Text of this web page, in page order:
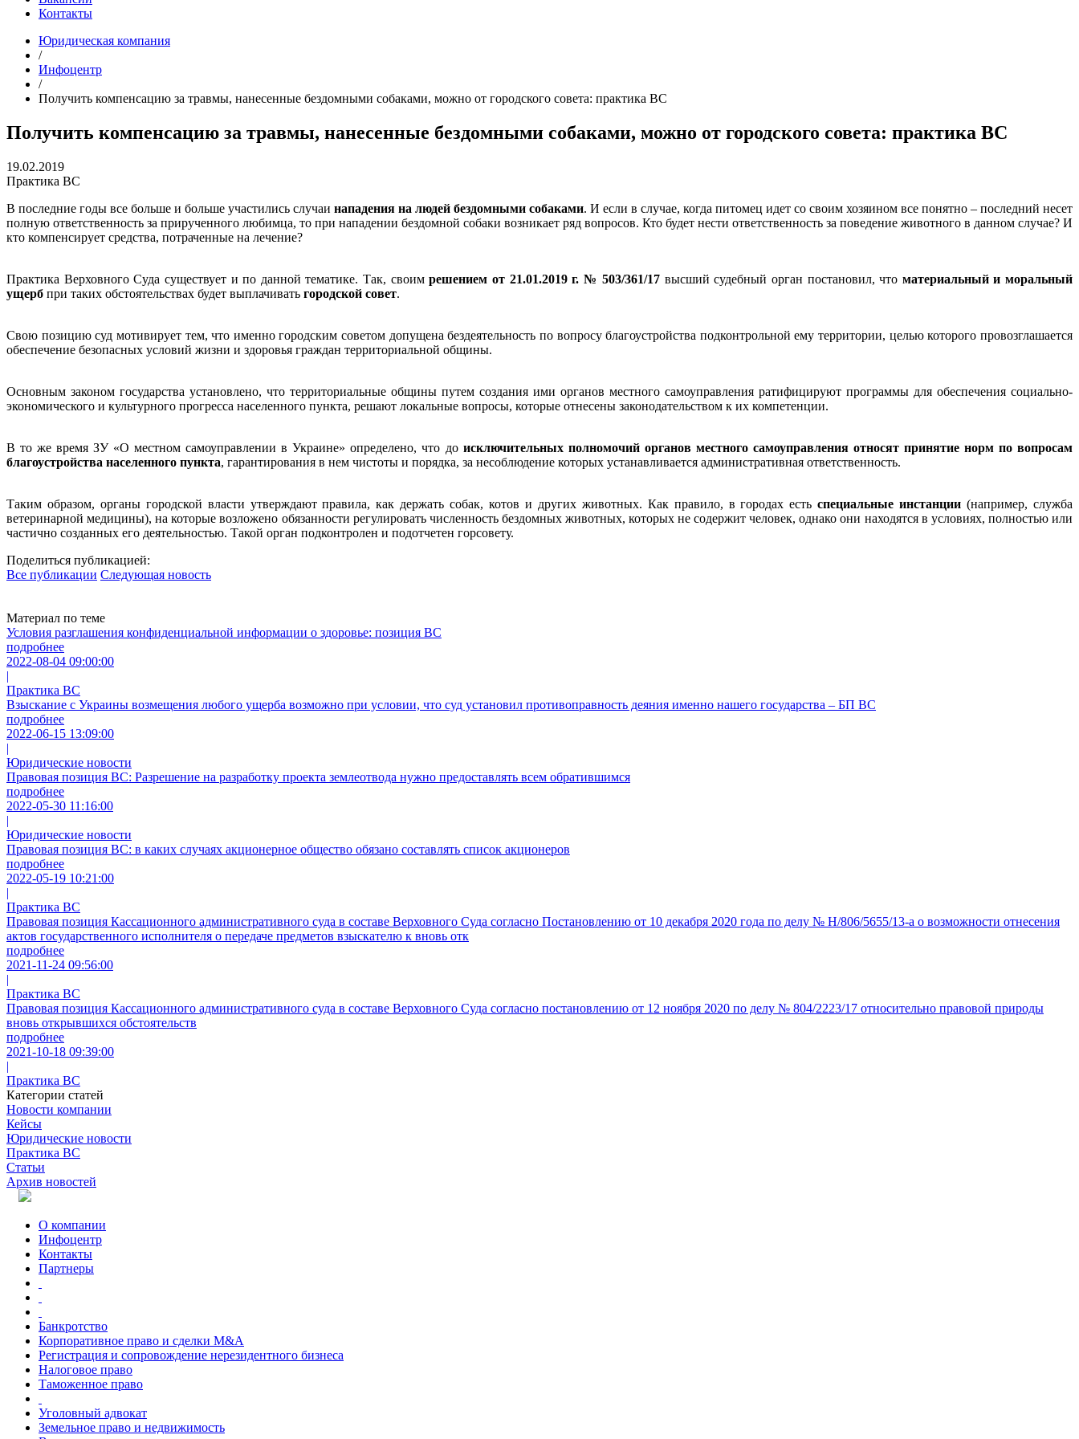
Контакты
Юридическая компания
/
Инфоцентр
/
Получить компенсацию за травмы, нанесенные бездомными собаками, можно от городского совета: практика ВС
Получить компенсацию за травмы, нанесенные бездомными собаками, можно от городского совета: практика ВС
19.02.2019
Практика ВС
В последние годы все больше и больше участились случаи нападения на людей бездомными собаками. И если в случае, когда питомец идет со своим хозяином все понятно – последний несет
полную ответственность за прирученного любимца, то при нападении бездомной собаки возникает ряд вопросов. Кто будет нести ответственность за поведение животного в данном случае? И
кто компенсирует средства, потраченные на лечение?
Практика Верховного Суда существует и по данной тематике. Так, своимрешением от 21.01.2019 г. № 503/361/17 высший судебный орган постановил, что материальный и моральный
ущерб при таких обстоятельствах будет выплачивать городской совет.
Свою позицию суд мотивирует тем, что именно городским советом допущена бездеятельность по вопросу благоустройства подконтрольной ему территории, целью которого провозглашается
обеспечение безопасных условий жизни и здоровья граждан территориальной общины.
Основным законом государства установлено, что территориальные общины путем создания ими органов местного самоуправления ратифицируют программы для обеспечения социально-
экономического и культурного прогресса населенного пункта, решают локальные вопросы, которые отнесены законодательством к их компетенции.
В то же время ЗУ «О местном самоуправлении в Украине» определено, что до исключительных полномочий органов местного самоуправления относят принятие норм по вопросам
благоустройства населенного пункта, гарантирования в нем чистоты и порядка, за несоблюдение которых устанавливается административная ответственность.
Таким образом, органы городской власти утверждают правила, как держать собак, котов и других животных. Как правило, в городах естьспециальные инстанции (например, служба
ветеринарной медицины), на которые возложено обязанности регулировать численность бездомных животных, которых не содержит человек, однако они находятся в условиях, полностью или
частично созданных его деятельностью. Такой орган подконтролен и подотчетен горсовету.
Поделиться публикацией:
Все публикации Следующая новость
Материал по теме
Условия разглашения конфиденциальной информации о здоровье: позиция ВС
подробнее
2022-08-04 09:00:00
|
Практика ВС
Взыскание с Украины возмещения любого ущерба возможно при условии, что суд установил противоправность деяния именно нашего государства – БП ВС
подробнее
2022-06-15 13:09:00
|
Юридические новости
Правовая позиция ВС: Разрешение на разработку проекта землеотвода нужно предоставлять всем обратившимся
подробнее
2022-05-30 11:16:00
|
Юридические новости
Правовая позиция ВС: в каких случаях акционерное общество обязано составлять список акционеров
подробнее
2022-05-19 10:21:00
|
Практика ВС
Правовая позиция Кассационного административного суда в составе Верховного Суда согласно Постановлению от 10 декабря 2020 года по делу № Н/806/5655/13-а о возможности отнесения
актов государственного исполнителя о передаче предметов взыскателю к вновь отк
подробнее
2021-11-24 09:56:00
|
Практика ВС
Правовая позиция Кассационного административного суда в составе Верховного Суда согласно постановлению от 12 ноября 2020 по делу № 804/2223/17 относительно правовой природы
вновь открывшихся обстоятельств
подробнее
2021-10-18 09:39:00
|
Практика ВС
Категории статей
Новости компании
Кейсы
Юридические новости
Практика ВС
Статьи
Архив новостей
О компании
Инфоцентр
Контакты
Партнеры
Банкротство
Корпоративное право и сделки M&A
Регистрация и сопровождение нерезидентного бизнеса
Налоговое право
Таможенное право
Уголовный адвокат
Земельное право и недвижимость